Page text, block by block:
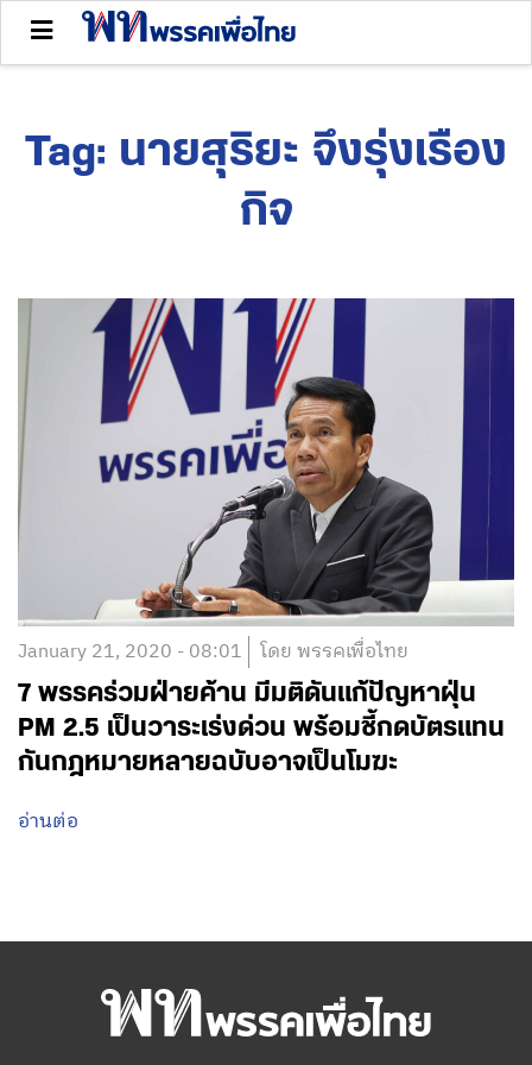
Tag: นายสุริยะ จึงรุ่งเรือง
กิจ
January 21, 2020 - 08:01 โดย พรรคเพื่อไทย
7 พรรคร่วมฝ่ายค้าน มีมติดันแก้ปัญหาฝุ่น
PM 2.5 เป็นวาระเร่งด่วน พร้อมชี้กดบัตรแทน
กันกฎหมายหลายฉบับอาจเป็นโมฆะ
อ่านต่อ